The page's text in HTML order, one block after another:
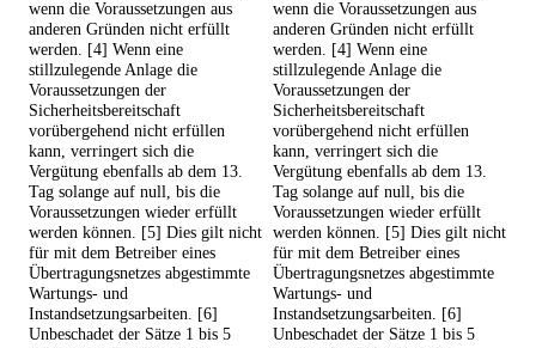
wenn die Voraussetzungen aus
anderen Gründen nicht erfüllt
werden. [4] Wenn eine
stillzulegende Anlage die
Voraussetzungen der
Sicherheitsbereitschaft
vorübergehend nicht erfüllen
kann, verringert sich die
Vergütung ebenfalls ab dem 13.
Tag solange auf null, bis die
Voraussetzungen wieder erfüllt
werden können. [5] Dies gilt nicht
für mit dem Betreiber eines
Übertragungsnetzes abgestimmte
Wartungs- und
Instandsetzungsarbeiten. [6]
Unbeschadet der Sätze 1 bis 5
wenn die Voraussetzungen aus
anderen Gründen nicht erfüllt
werden. [4] Wenn eine
stillzulegende Anlage die
Voraussetzungen der
Sicherheitsbereitschaft
vorübergehend nicht erfüllen
kann, verringert sich die
Vergütung ebenfalls ab dem 13.
Tag solange auf null, bis die
Voraussetzungen wieder erfüllt
werden können. [5] Dies gilt nicht
für mit dem Betreiber eines
Übertragungsnetzes abgestimmte
Wartungs- und
Instandsetzungsarbeiten. [6]
Unbeschadet der Sätze 1 bis 5